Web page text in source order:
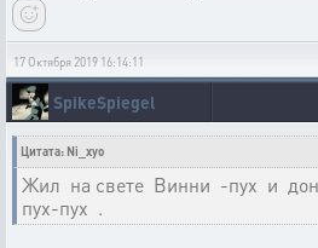
17 Октября 2019 16:14:11
SpikeSpiegel
Цитата: Ni_xyo
Жил на свете Винни -пух и
пух-пух .